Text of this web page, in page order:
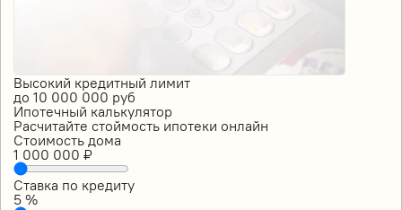
Высокий кредитный лимит
до 10 000 000 руб
Ипотечный калькулятор
Расчитайте стоймость ипотеки онлайн
Стоимость дома
1 000 000 ₽
Ставка по кредиту
5 %